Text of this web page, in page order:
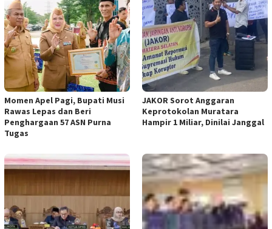
Momen Apel Pagi, Bupati Musi
Rawas Lepas dan Beri
Penghargaan 57 ASN Purna
Tugas
JAKOR Sorot Anggaran
Keprotokolan Muratara
Hampir 1 Miliar, Dinilai Janggal